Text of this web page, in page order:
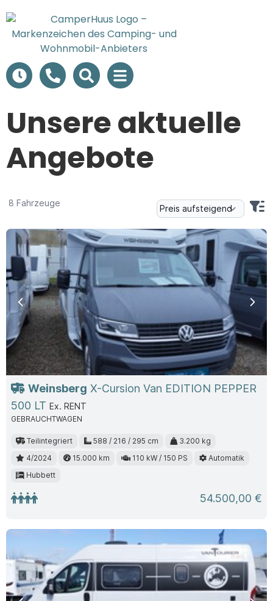
Unsere aktuelle
Angebote
8 Fahrzeuge
Previous
Weinsberg X-Cursion Van EDITION PEPPER
500 LT Ex. RENT
GEBRAUCHTWAGEN
Teilintegriert 588 / 216 / 295 cm
3.200 kg
4/2024
15.000 km 110 kW / 150 PS
Automatik
Hubbett
54.500,00 €